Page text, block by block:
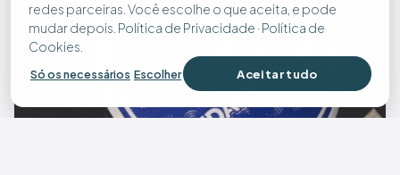
redes parceiras. Você escolhe o que aceita, e pode
mudar depois. Política de Privacidade · Política de
Cookies.
Só os necessários Escolher Aceitar tudo